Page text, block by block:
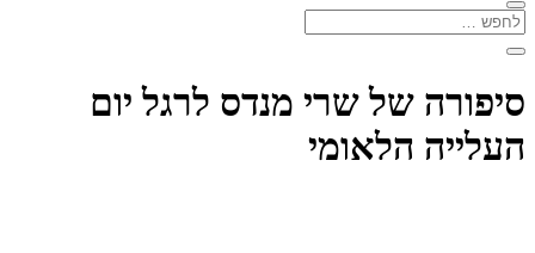
סיפורה של שרי מנדס לרגל יום
העלייה הלאומי